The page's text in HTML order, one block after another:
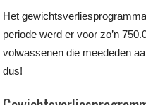
Het
periode werd er voor zo’n
volwassenen die meededen
dus!